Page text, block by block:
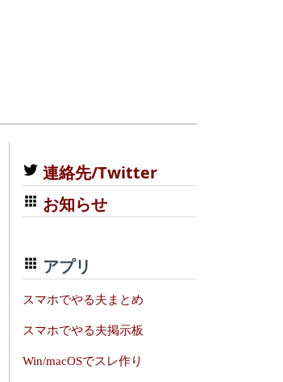
連絡先/Twitter
お知らせ
アプリ
スマホでやる夫まとめ
スマホでやる夫掲示板
Win/macOSでスレ作り